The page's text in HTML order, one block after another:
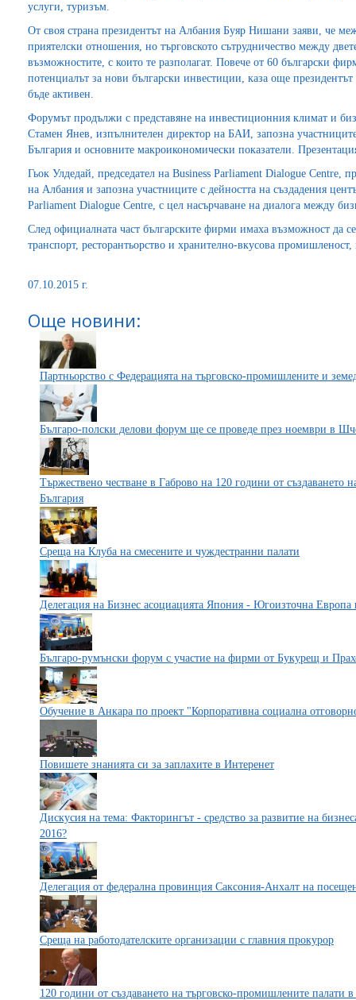
услуги, туризъм.
От своя страна президентът на Албания Буяр Нишани заяви, че
приятелски отношения, но търговското сътрудничество между
възможностите, с които те разполагат. Повече от 60 български
потенциалът за нови български инвестиции, каза още
бъде активен.
Форумът продължи с представяне на инвестиционния климат и
Стамен Янев, изпълнителен директор на БАИ, запозна
България и основните макроикономически показатели.
Гьок Улдедай, председател на Business Parliament Dialogue Centre,
на Албания и запозна участниците с дейността на създадения
Parliament Dialogue Centre, с цел насърчаване на диалога между
След официалната част българските фирми имаха възможност да
транспорт, ресторантьорство и хранително-вкусова
07.10.2015 г.
Още новини:
Партньорство с Федерацията на търговско-промишлените и
Българо-полски делови форум ще се проведе през ноември в
Тържествено честване в Габрово на 120 години от създаването
България
Среща на Клуба на смесените и чуждестранни палати
Делегация на Бизнес асоциацията Япония - Югоизточна
Българо-румънски форум с участие на фирми от Букурещ и
Обучение в Анкара по проект "Корпоративна социална
Повишете знанията си за заплахите в Интеренет
Дискусия на тема: Факторингът - средство за развитие на
2016?
Делегация от федерална провинция Саксония-Анхалт на
Среща на работодателските организации с главния прокурор
120 години от създаването на търговско-промишлените палати